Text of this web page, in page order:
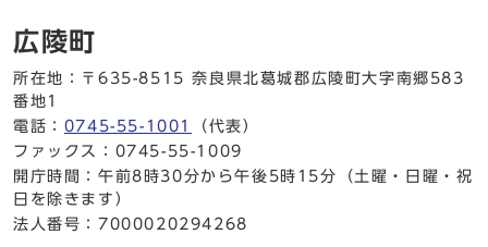
広陵町
所在地：〒635-8515 奈良県北葛城郡広陵町大字南郷583
番地1
電話： 0745-55-1001
（代表）
ファックス：0745-55-1009
開庁時間：午前8時30分から午後5時15分（土曜・日曜・祝
日を除きます）
法人番号：7000020294268